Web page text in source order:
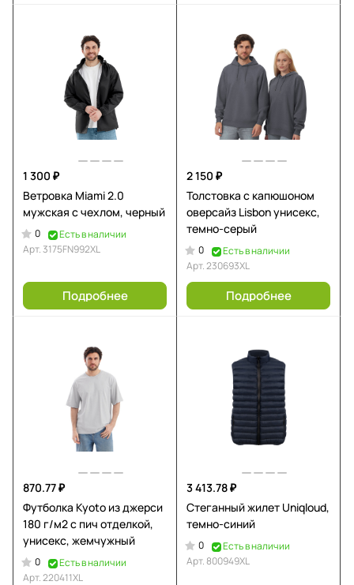
1 300 ₽
Ветровка Miami 2.0
мужская с чехлом, черный
0
Есть в наличии
Арт.3175FN992XL
Подробнее
2 150 ₽
Толстовка с капюшоном
оверсайз Lisbon унисекс,
темно-серый
0
Есть в наличии
Арт.230693XL
Подробнее
870.77 ₽
Футболка Kyoto из джерси
180 г/м2 с пич отделкой,
унисекс, жемчужный
0
Есть в наличии
Арт.220411XL
3 413.78 ₽
Стеганный жилет Uniqloud,
темно-синий
0
Есть в наличии
Арт.800949XL